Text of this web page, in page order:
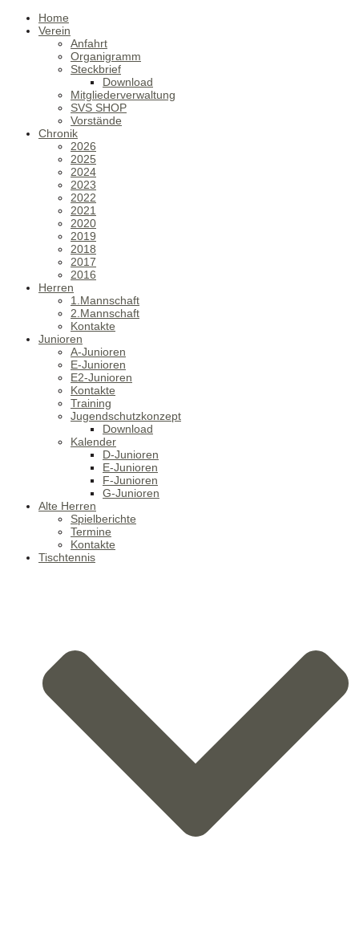
Home
Verein
Anfahrt
Organigramm
Steckbrief
Download
Mitgliederverwaltung
SVS SHOP
Vorstände
Chronik
2026
2025
2024
2023
2022
2021
2020
2019
2018
2017
2016
Herren
1.Mannschaft
2.Mannschaft
Kontakte
Junioren
A-Junioren
E-Junioren
E2-Junioren
Kontakte
Training
Jugendschutzkonzept
Download
Kalender
D-Junioren
E-Junioren
F-Junioren
G-Junioren
Alte Herren
Spielberichte
Termine
Kontakte
Tischtennis